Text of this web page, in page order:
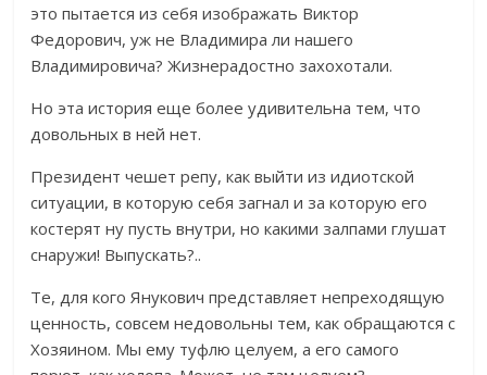
это пытается из себя изображать Виктор
Федорович, уж не Владимира ли нашего
Владимировича? Жизнерадостно захохотали.
Но эта история еще более удивительна тем, что
довольных в ней нет.
Президент чешет репу, как выйти из идиотской
ситуации, в которую себя загнал и за которую его
костерят ну пусть внутри, но какими залпами глушат
снаружи! Выпускать?..
Те, для кого Янукович представляет непреходящую
ценность, совсем недовольны тем, как обращаются с
Хозяином. Мы ему туфлю целуем, а его самого